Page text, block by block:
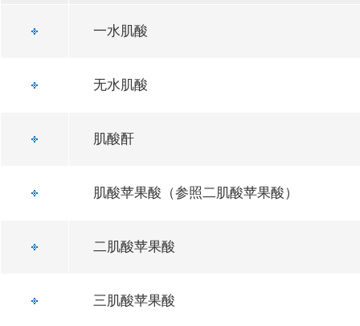
一水肌酸
无水肌酸
肌酸酐
肌酸苹果酸（参照二肌酸苹果酸）
二肌酸苹果酸
三肌酸苹果酸